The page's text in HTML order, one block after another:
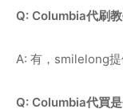
Q: Columbia代刷
A: 有，smilelong提
Q: Columbia代買